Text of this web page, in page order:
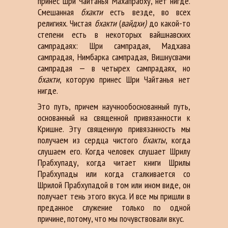
Смешанная бхактиесть везде, во всех
религиях. Чистая бхакти(вайдхи)до какой-то
степени есть в некоторых вайшнавских
сампрадаях: Шри сампрадая, Мадхава
сампрадая, Нимбарка сампрадая, Вишнусвами
сампрадая — в четырех сампрадаях, но
бхакти, которую принес Шри Чайтанья нет
нигде.
Это путь, причем научнообоснованный путь,
основанный на священной привязанности к
Кришне. Эту священную привязанность мы
получаем из сердца чистого бхакты, когда
слушаем его. Когда человек слушает Шрилу
Прабхупаду, когда читает книги Шрилы
Прабхупады или когда сталкивается со
Шрилой Прабхупадой в том или ином виде, он
получает тень этого вкуса. И все мы пришли в
преданное служение только по одной
причине, потому, что мы почувствовали вкус.